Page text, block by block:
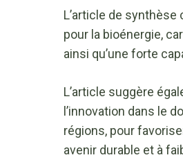
L’article de
pour la bioénergie,
ainsi qu’une forte
L’article suggère
l’innovation dans le
régions, pour
avenir durable et à